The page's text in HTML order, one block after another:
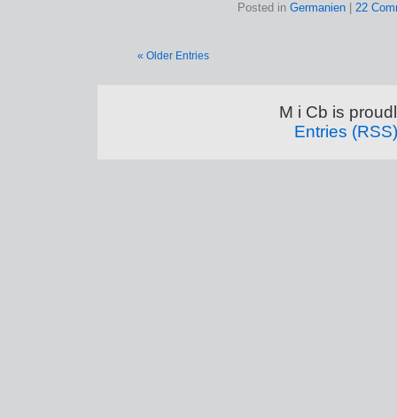
Posted in Germanien| 22
« Older Entries
M i Cb is
Entries (RSS)